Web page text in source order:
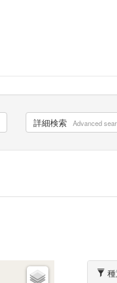
詳細検索 Advanced